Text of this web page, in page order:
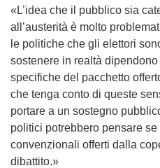
«L’idea che il pubblico sia
all’austerità è molto
le politiche che gli elettori
sostenere in realtà
specifiche del pacchetto
che tenga conto di queste
portare a un sostegno
politici potrebbero pensare
convenzionali offerti dalla
dibattito.»